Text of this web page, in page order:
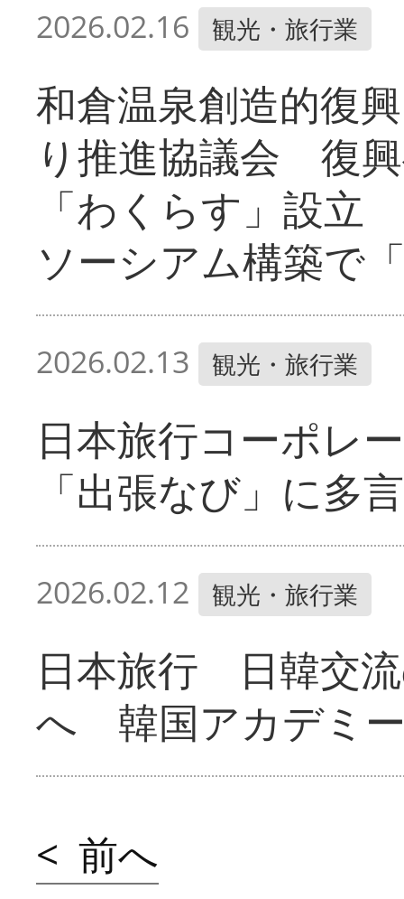
2026.02.16 観光・旅行業
和倉温泉創造的復
り推進協議会 復
「わくらす」設
ソーシアム構築で
2026.02.13 観光・旅行業
日本旅行コーポ
「出張なび」に多
2026.02.12 観光・旅行業
日本旅行 日韓交
へ 韓国アカデミ
< 前へ